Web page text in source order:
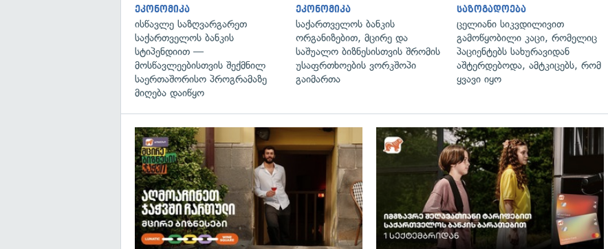
ეკონომიკა
ისწავლე საზღვარგარეთ
საქართველოს ბანკის
სტიპენდიით —
მოსწავლეებისთვის შექმნილ
საერთაშორისო პროგრამაზე
მიღება დაიწყო
ეკონომიკა
საქართველოს ბანკის
ორგანიზებით, მცირე და
საშუალო ბიზნესისთვის შრომის
უსაფრთხოების ვორკშოპი
გაიმართა
საზოგადოება
ცელიანი სიკვდილივით
გამოწყობილი კაცი, რომელიც
პაციენტებს სახურავიდან
აშტერდებოდა, ამტკიცებს, რომ
ყვავი იყო